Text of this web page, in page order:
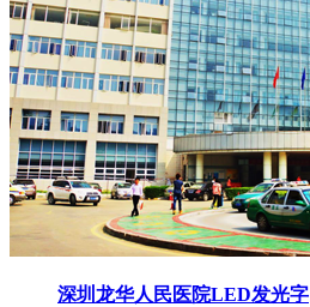
深圳龙华人民医院LED发光字